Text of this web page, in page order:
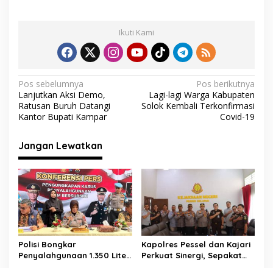
o
k
er s
A
p
p
e
gr
a
m
ai
l e
Ikuti Kami
N
a
v
i
g
a
s
i
p
o
s
Pos sebelumnya
Lanjutkan Aksi Demo,
Ratusan Buruh Datangi
Kantor Bupati Kampar
Pos berikutnya
Lagi-lagi Warga Kabupaten
Solok Kembali Terkonfirmasi
Covid-19
Jangan Lewatkan
Polisi Bongkar
Penyalahgunaan 1.350 Liter
Kapolres Pessel dan Kajari
Perkuat Sinergi, Sepakat